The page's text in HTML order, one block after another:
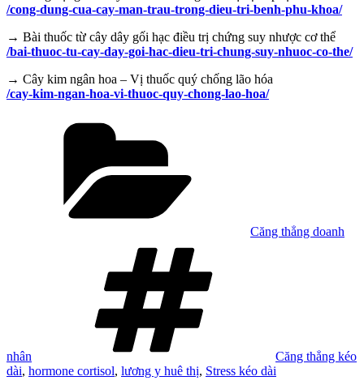
/cong-dung-cua-cay-man-trau-trong-dieu-tri-benh-phu-khoa/
→ Bài thuốc từ cây dây gối hạc điều trị chứng suy nhược cơ thể
/bai-thuoc-tu-cay-day-goi-hac-dieu-tri-chung-suy-nhuoc-co-the/
→ Cây kim ngân hoa – Vị thuốc quý chống lão hóa
/cay-kim-ngan-hoa-vi-thuoc-quy-chong-lao-hoa/
Căng thẳng doanh
nhân
Căng thẳng kéo
dài, hormone cortisol, lương y huê thị, Stress kéo dài